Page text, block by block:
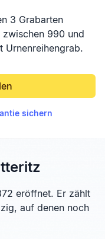
3 Grabarten
990 und
Urnenreihengrab.
sichern
eröffnet. Er zählt
auf denen noch